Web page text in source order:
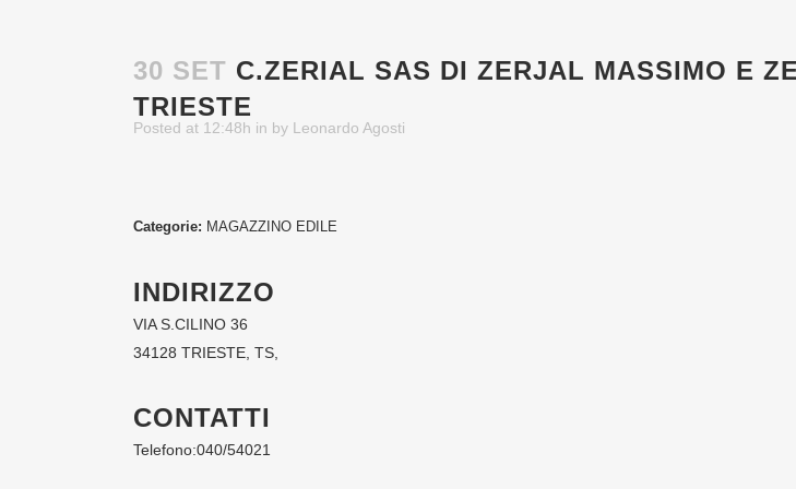
30 SET C.ZERIAL SAS DI ZERJAL MASSIMO E
TRIESTE
Posted at 12:48h in by Leonardo Agosti
Categorie: MAGAZZINO EDILE
INDIRIZZO
VIA S.CILINO 36
34128 TRIESTE, TS,
CONTATTI
Telefono:040/54021